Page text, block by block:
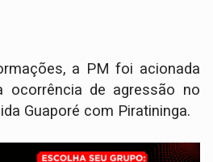
a PM foi acionada
ocorrência de agressão no
Guaporé com Piratininga.